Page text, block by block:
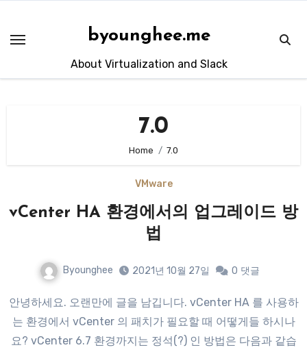
content
byounghee.me
About Virtualization and Slack
7.0
Home 7.0
VMware
vCenter HA 환경에서의 업그레이드 방
법
Byounghee 2021년 10월 27일 0 댓글
안녕하세요. 오랜만에 글을 남깁니다. vCenter HA 를 사용하
는 환경에서 vCenter 의 패치가 필요할 때 어떻게들 하시나
요? vCenter 6.7 환경까지는 정석(?) 인 방법은 다음과 같습